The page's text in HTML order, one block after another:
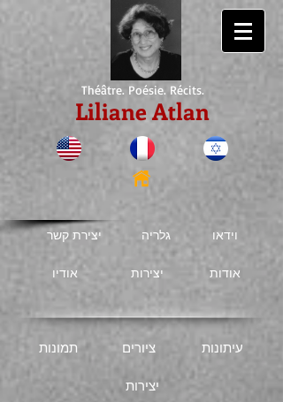
Théâtre. Poésie. Récits.
Liliane Atlan
יצירת קשר גלריה וידאו
אודיו יצירות אודות
תמונות ציורים עיתונות
יצירות